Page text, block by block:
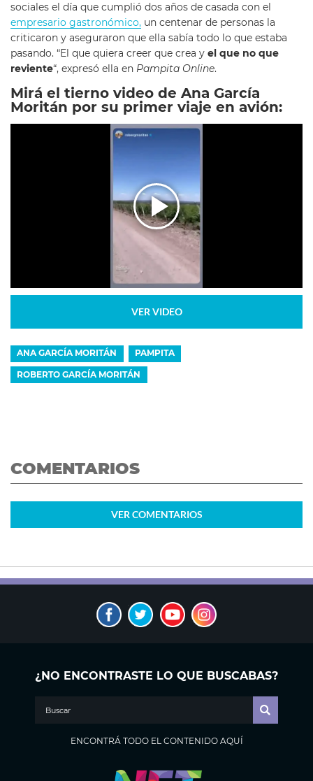
sociales el día que cumplió dos años de casada con el
empresario gastronómico, un centenar de personas la
criticaron y aseguraron que ella sabía todo lo que estaba
pasando. “El que quiera creer que crea y el que no que
reviente“, expresó ella en Pampita Online.
Mirá el tierno video de Ana García
Moritán por su primer viaje en avión:
VER VIDEO
ANA GARCÍA MORITÁN PAMPITA
ROBERTO GARCÍA MORITÁN
COMENTARIOS
VER COMENTARIOS
¿NO ENCONTRASTE LO QUE BUSCABAS?
ENCONTRÁ TODO EL CONTENIDO AQUÍ